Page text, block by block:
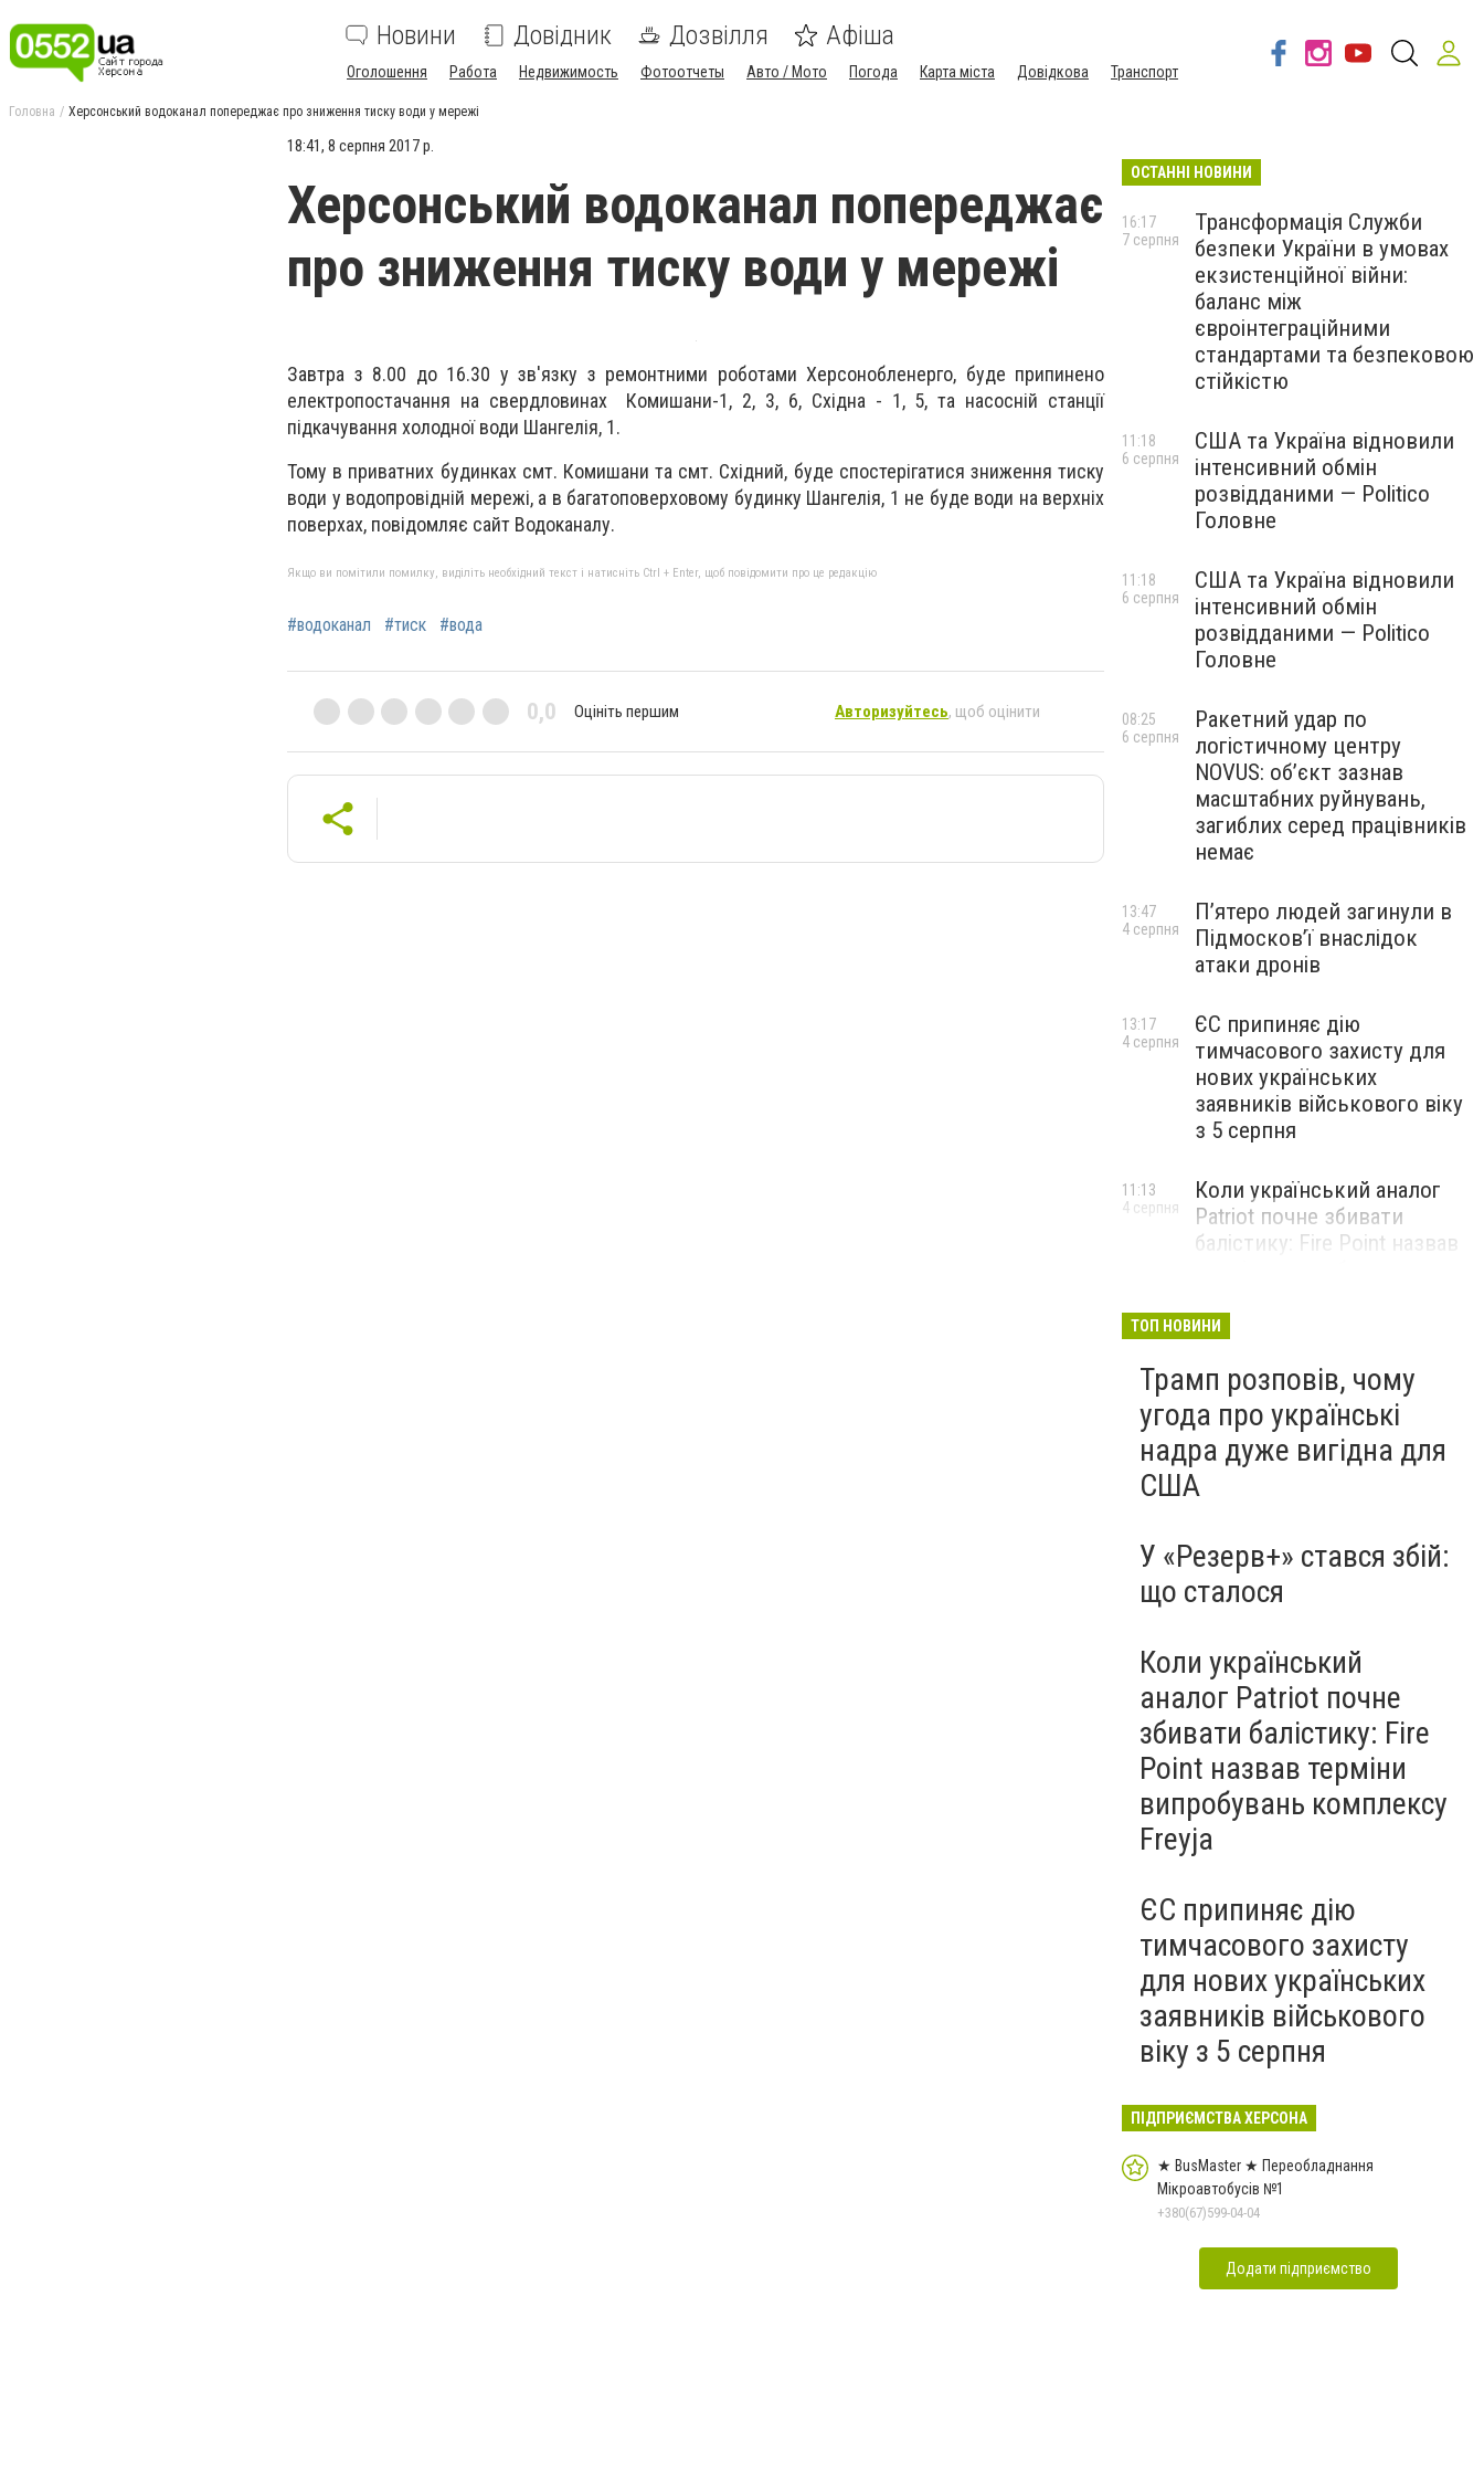
Новини Довідник Дозвілля Афіша
Оголошення Работа Недвижимость Фотоотчеты Авто / Мото Погода Карта міста Довідкова Транспорт
Головна Херсонський водоканал попереджає про зниження тиску води у мережі
18:41, 8 серпня 2017 р.
Херсонський водоканал попереджає
про зниження тиску води у мережі
Завтра з 8.00 до 16.30 у зв'язку з ремонтними роботами Херсонобленерго, буде припинено
електропостачання на свердловинах Комишани-1, 2, 3, 6, Східна - 1, 5, та насосній станції
підкачування холодної води Шангелія, 1.
Тому в приватних будинках смт. Комишани та смт. Східний, буде спостерігатися зниження тиску
води у водопровідній мережі, а в багатоповерховому будинку Шангелія, 1 не буде води на верхніх
поверхах, повідомляє сайт Водоканалу.
Якщо ви помітили помилку, виділіть необхідний текст і натисніть Ctrl + Enter, щоб повідомити про це редакцію
#водоканал #тиск #вода
0,0 Оцініть першим Авторизуйтесь, щоб оцінити
ОСТАННІ НОВИНИ
Трансформація Служби
безпеки України в умовах
екзистенційної війни:
баланс між
євроінтеграційними
стандартами та безпековою
стійкістю
16:17
7 серпня
США та Україна відновили
інтенсивний обмін
розвідданими — Politico
Головне
11:18
6 серпня
США та Україна відновили
інтенсивний обмін
розвідданими — Politico
Головне
11:18
6 серпня
Ракетний удар по
логістичному центру
NOVUS: об’єкт зазнав
масштабних руйнувань,
загиблих серед працівників
немає
08:25
6 серпня
П’ятеро людей загинули в
Підмосков’ї внаслідок
атаки дронів
13:47
4 серпня
ЄС припиняє дію
тимчасового захисту для
нових українських
заявників військового віку
з 5 серпня
13:17
4 серпня
Коли український аналог
Patriot почне збивати
балістику: Fire Point назвав
11:13
4 серпня
тривалого стресу: які
симптоми не варто
списувати на втому
НОВИНИ КОМПАНІЙ
4 серпня
ТОП НОВИНИ
Трамп розповів, чому
угода про українські
надра дуже вигідна для
США
У «Резерв+» стався збій:
що сталося
Коли український
аналог Patriot почне
збивати балістику: Fire
Point назвав терміни
випробувань комплексу
Freyja
ЄС припиняє дію
тимчасового захисту
для нових українських
заявників військового
віку з 5 серпня
ПІДПРИЄМСТВА ХЕРСОНА
★ BusMaster ★ Переобладнання
Мікроавтобусів №1
+380(67)599-04-04
Додати підприємство